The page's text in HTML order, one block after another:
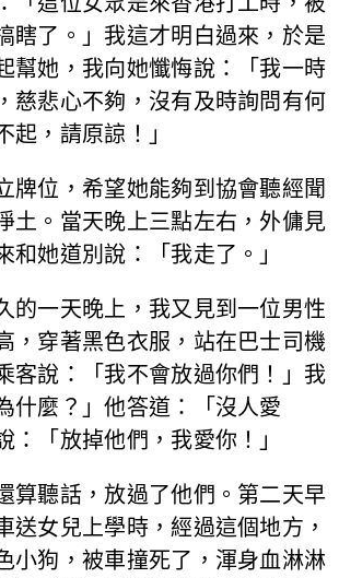
瞎了。」我這才明白過來，於是
幫她，我向她懺悔說：「我一時
慈悲心不夠，沒有及時詢問有何
起，請原諒！」
牌位，希望她能夠到協會聽經聞
土。當天晚上三點左右，外傭見
和她道別說：「我走了。」
的一天晚上，我又見到一位男性
，穿著黑色衣服，站在巴士司機
客說：「我不會放過你們！」我
什麼？」他答道：「沒人愛
：「放掉他們，我愛你！」
算聽話，放過了他們。第二天早
送女兒上學時，經過這個地方，
小狗，被車撞死了，渾身血淋淋